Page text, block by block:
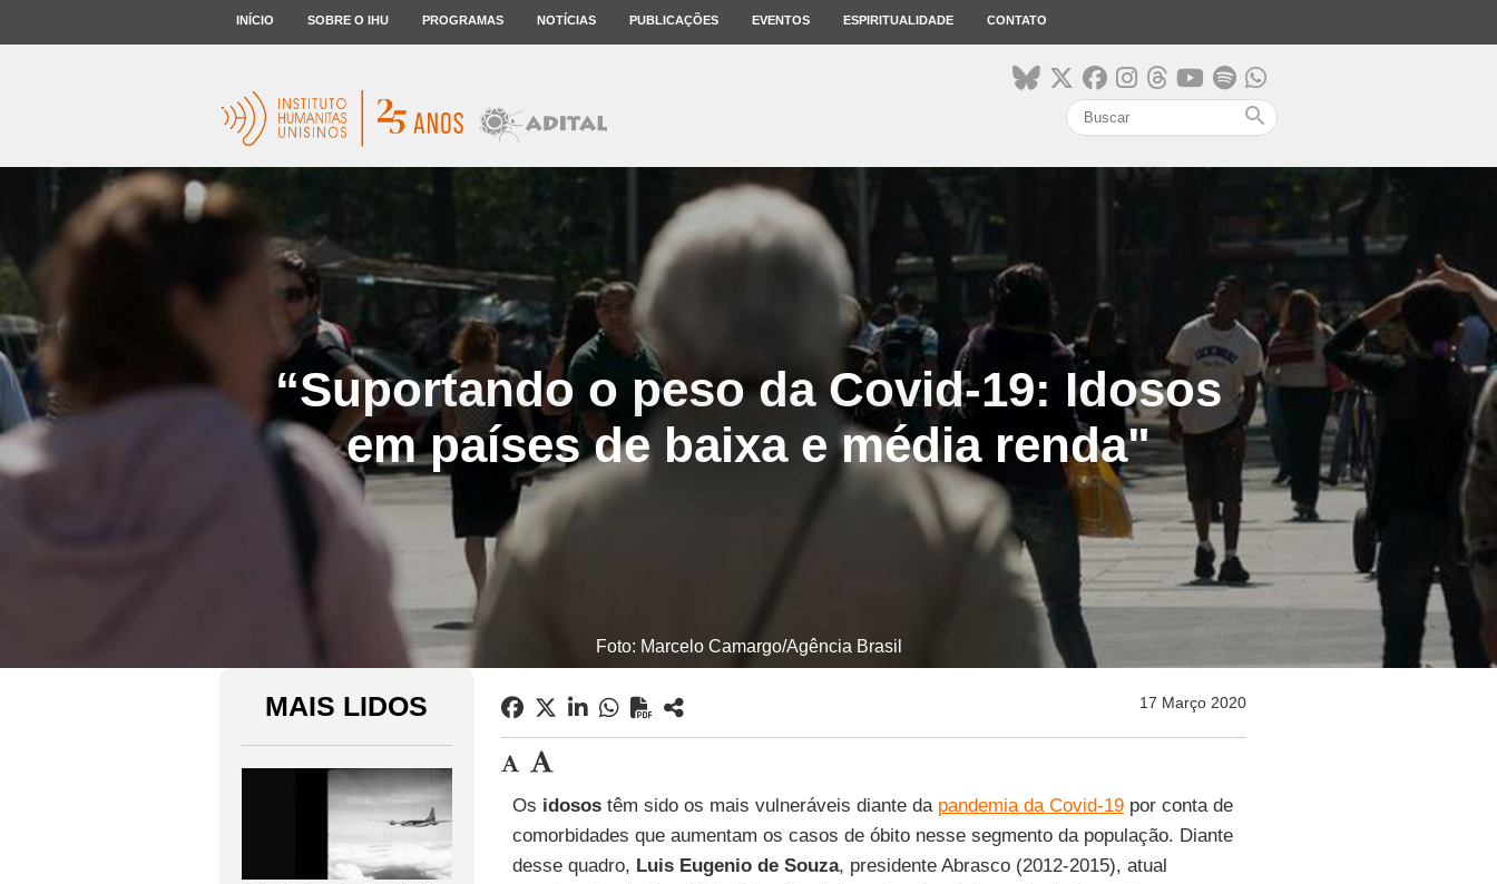
INÍCIO SOBRE O IHU PROGRAMAS NOTÍCIAS PUBLICAÇÕES EVENTOS ESPIRITUALIDADE CONTATO
search
“Suportando o peso da Covid-19: Idosos
em países de baixa e média renda"
Foto: Marcelo Camargo/Agência Brasil
MAIS LIDOS 17 Março 2020
Os idosostêm sido os mais vulneráveis diante da pandemia da Covid-19por conta de
comorbidades que aumentam os casos de óbito nesse segmento da população. Diante
desse quadro, Luis Eugenio de Souza, presidente Abrasco (2012-2015), atual